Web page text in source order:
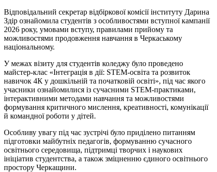
Відповідальний секретар відбіркової комісії інституту Дарина
Здір ознайомила студентів з особливостями вступної кампанії
2026 року, умовами вступу, правилами прийому та
можливостями продовження навчання в Черкаському
національному.
У межах візиту для студентів коледжу було проведено
майстер-клас «Інтеграція в дії: STEM-освіта та розвиток
навичок 4К у дошкільній та початковій освіті», під час якого
учасники ознайомилися із сучасними STEM-практиками,
інтерактивними методами навчання та можливостями
формування критичного мислення, креативності, комунікації
й командної роботи у дітей.
Особливу увагу під час зустрічі було приділено питанням
підготовки майбутніх педагогів, формуванню сучасного
освітнього середовища, підтримці творчих і наукових
ініціатив студентства, а також зміцненню єдиного освітнього
простору Черкащини.